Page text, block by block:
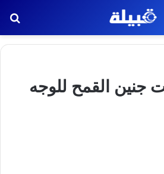
جنين القمح للوجه